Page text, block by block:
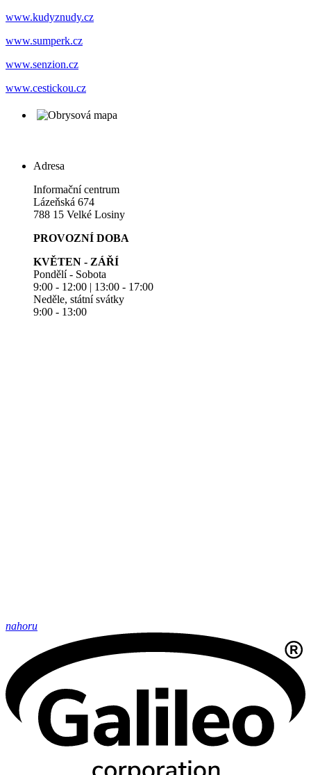
www.kudyznudy.cz
www.sumperk.cz
www.senzion.cz
www.cestickou.cz
Adresa
Informační centrum
Lázeňská 674
788 15 Velké Losiny
PROVOZNÍ DOBA
KVĚTEN - ZÁŘÍ
Pondělí - Sobota
9:00 - 12:00 | 13:00 - 17:00
Neděle, státní svátky
9:00 - 13:00
nahoru